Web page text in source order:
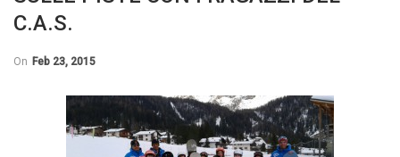
C.A.S.
On Feb 23, 2015